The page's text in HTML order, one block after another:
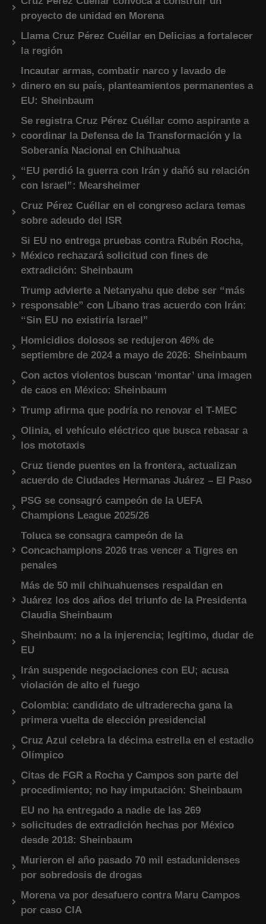
proyecto de unidad en Morena
Llama Cruz Pérez Cuéllar en Delicias a fortalecer
la región
Incautar armas, combatir narco y lavado de
dinero en su país, planteamientos permanentes a
EU: Sheinbaum
Se registra Cruz Pérez Cuéllar como aspirante a
coordinar la Defensa de la Transformación y la
Soberanía Nacional en Chihuahua
“EU perdió la guerra con Irán y dañó su relación
con Israel”: Mearsheimer
Cruz Pérez Cuéllar en el congreso aclara temas
sobre adeudo del ISR
Si EU no entrega pruebas contra Rubén Rocha,
México rechazará solicitud con fines de
extradición: Sheinbaum
Trump advierte a Netanyahu que debe ser “más
responsable” con Líbano tras acuerdo con Irán:
“Sin EU no existiría Israel”
Homicidios dolosos se redujeron 46% de
septiembre de 2024 a mayo de 2026: Sheinbaum
Con actos violentos buscan ‘montar’ una imagen
de caos en México: Sheinbaum
Trump afirma que podría no renovar el T-MEC
Olinia, el vehículo eléctrico que busca rebasar a
los mototaxis
Cruz tiende puentes en la frontera, actualizan
acuerdo de Ciudades Hermanas Juárez – El Paso
PSG se consagró campeón de la UEFA
Champions League 2025/26
Toluca se consagra campeón de la
Concachampions 2026 tras vencer a Tigres en
penales
Más de 50 mil chihuahuenses respaldan en
Juárez los dos años del triunfo de la Presidenta
Claudia Sheinbaum
Sheinbaum: no a la injerencia; legítimo, dudar de
EU
Irán suspende negociaciones con EU; acusa
violación de alto el fuego
Colombia: candidato de ultraderecha gana la
primera vuelta de elección presidencial
Cruz Azul celebra la décima estrella en el estadio
Olímpico
Citas de FGR a Rocha y Campos son parte del
procedimiento; no hay imputación: Sheinbaum
EU no ha entregado a nadie de las 269
solicitudes de extradición hechas por México
desde 2018: Sheinbaum
Murieron el año pasado 70 mil estadunidenses
por sobredosis de drogas
Morena va por desafuero contra Maru Campos
por caso CIA